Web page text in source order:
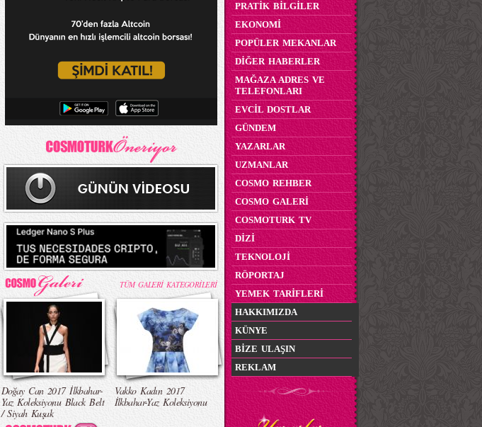
TÜM GALERİ KATEGORİLERİ
Doğay Can 2017 İlkbahar-
Yaz Koleksiyonu Black Belt
/ Siyah Kuşak
Vakko Kadın 2017
İlkbahar-Yaz Koleksiyonu
PRATİK BİLGİLER
EKONOMİ
POPÜLER MEKANLAR
DİĞER HABERLER
MAĞAZA ADRES VE
TELEFONLARI
EVCİL DOSTLAR
GÜNDEM
YAZARLAR
UZMANLAR
COSMO REHBER
COSMO GALERİ
COSMOTURK TV
DİZİ
TEKNOLOJİ
RÖPORTAJ
YEMEK TARİFLERİ
HAKKIMIZDA
KÜNYE
BİZE ULAŞIN
REKLAM